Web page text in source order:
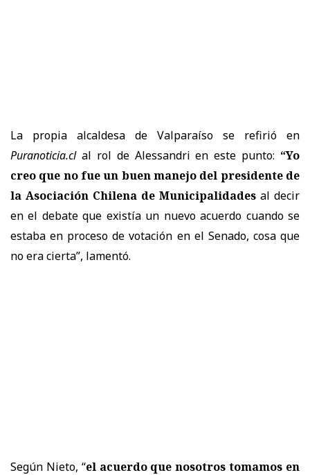
La propia alcaldesa de Valparaíso se refirió en
Puranoticia.clal rol de Alessandri en este punto: “Yo
creo que no fue un buen manejo del presidente de
la Asociación Chilena de Municipalidades al decir
en el debate que existía un nuevo acuerdo cuando se
estaba en proceso de votación en el Senado, cosa que
no era cierta”, lamentó.
Según Nieto, “el acuerdo que nosotros tomamos en